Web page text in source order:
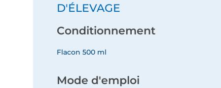
D'ÉLEVAGE
Conditionnement
Flacon 500 ml
Mode d'emploi